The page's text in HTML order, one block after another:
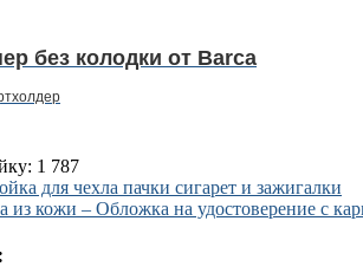
без колодки от Barca
1 787
для чехла пачки сигарет и зажигалки
из кожи – Обложка на удостоверение с